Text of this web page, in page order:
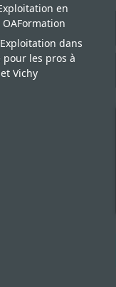
en
dans
pour les pros à
Vichy